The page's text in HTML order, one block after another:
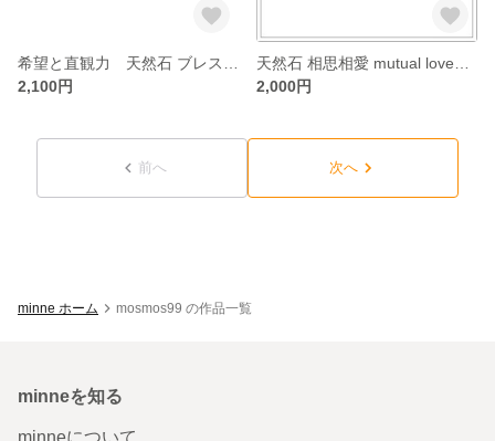
2,100円
2,000円
前へ 次へ
minne ホーム mosmos99 の作品一覧
minneを知る
minneについて